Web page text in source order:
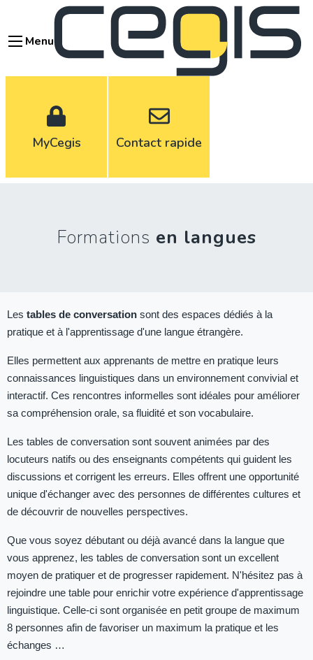
contenuMenu
MyCegis Contact rapide
Formations en langues
Les tables de conversation sont des espaces dédiés à la
pratique et à l'apprentissage d'une langue étrangère.
Elles permettent aux apprenants de mettre en pratique leurs
connaissances linguistiques dans un environnement convivial et
interactif. Ces rencontres informelles sont idéales pour améliorer
sa compréhension orale, sa fluidité et son vocabulaire.
Les tables de conversation sont souvent animées par des
locuteurs natifs ou des enseignants compétents qui guident les
discussions et corrigent les erreurs. Elles offrent une opportunité
unique d'échanger avec des personnes de différentes cultures et
de découvrir de nouvelles perspectives.
Que vous soyez débutant ou déjà avancé dans la langue que
vous apprenez, les tables de conversation sont un excellent
moyen de pratiquer et de progresser rapidement. N'hésitez pas à
rejoindre une table pour enrichir votre expérience d'apprentissage
linguistique. Celle-ci sont organisée en petit groupe de maximum
8 personnes afin de favoriser un maximum la pratique et les
échanges …